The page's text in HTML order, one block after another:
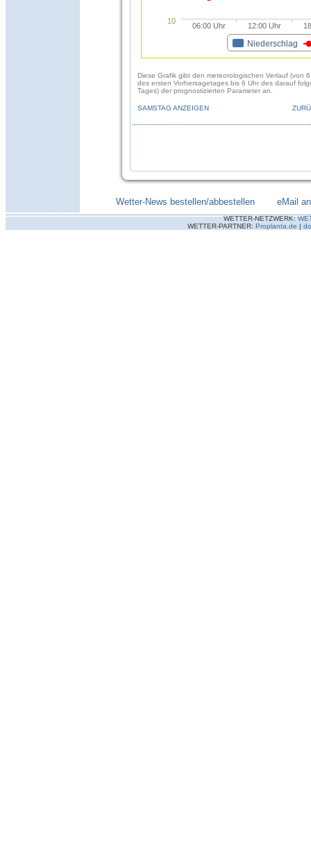
Niederschlag
06:00 Uhr 12:00 Uhr
10
Diese Grafik gibt den meteorologischen Verlauf (von
des ersten Vorhersagetages bis 6 Uhr des darauf
Tages) der prognostizierten Parameter an.
SAMSTAG ANZEIGEN
Wetter-News bestellen/abbestellen eMail
WETTER-NETZWERK:
WETTER-PARTNER: Proplanta.de |